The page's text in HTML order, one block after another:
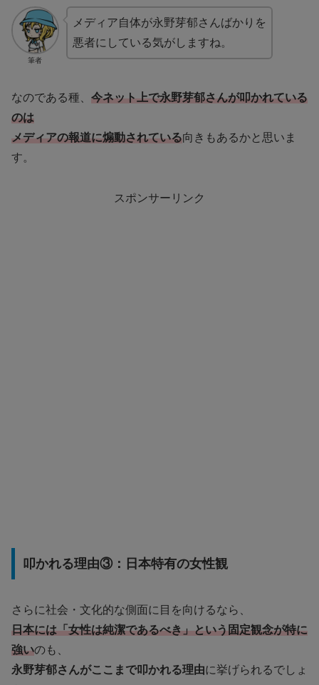
筆者
メディア自体が永野芽郁さんばかりを
悪者にしている気がしますね。
なのである種、 今ネット上で永野芽郁さんが叩かれている
のは
メディアの報道に煽動されている向きもあるかと思いま
す。
スポンサーリンク
叩かれる理由③：日本特有の女性観
さらに社会・文化的な側面に目を向けるなら、
日本には「女性は純潔であるべき」という固定観念が特に
強いのも、
永野芽郁さんがここまで叩かれる理由に挙げられるでしょ